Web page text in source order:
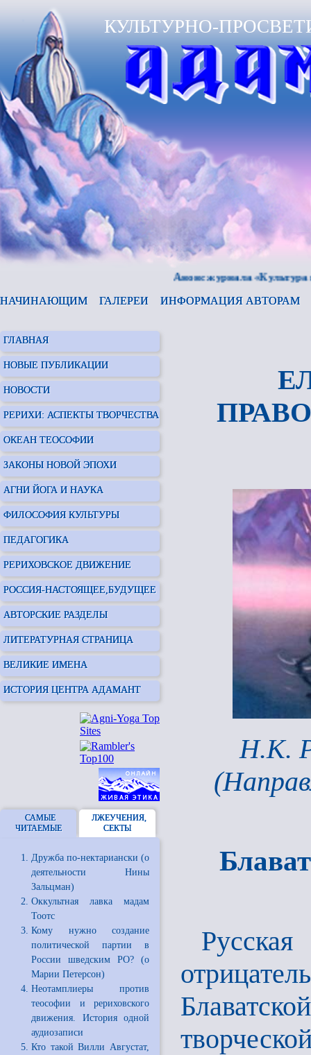
КУЛЬТУРНО-
Анонс журнала «Культура и
НАЧИНАЮЩИМ ГАЛЕРЕИ ИНФОРМАЦИЯ АВТОРАМ
ГЛАВНАЯ
НОВЫЕ ПУБЛИКАЦИИ
НОВОСТИ
РЕРИХИ: АСПЕКТЫ ТВОРЧЕСТВА
ОКЕАН ТЕОСОФИИ
ЗАКОНЫ НОВОЙ ЭПОХИ
АГНИ ЙОГА И НАУКА
ФИЛОСОФИЯ КУЛЬТУРЫ
ПЕДАГОГИКА
РЕРИХОВСКОЕ ДВИЖЕНИЕ
РОССИЯ-НАСТОЯЩЕЕ,БУДУЩЕЕ
АВТОРСКИЕ РАЗДЕЛЫ
ЛИТЕРАТУРНАЯ СТРАНИЦА
ВЕЛИКИЕ ИМЕНА
ИСТОРИЯ ЦЕНТРА АДАМАНТ
САМЫЕ
ЧИТАЕМЫЕ
ЛЖЕУЧЕНИЯ,
СЕКТЫ
Дружба по-нектариански (о
деятельности Нины
Зальцман)
Оккультная лавка мадам
Тоотс
Кому нужно создание
политической партии в
России шведским РО? (о
Марии Петерсон)
Неотамплиеры против
теософии и рериховского
движения. История одной
аудиозаписи
Кто такой Вилли Августат,
Н.К.